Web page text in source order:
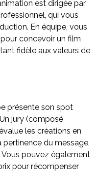
est dirigée par
qui vous
En équipe, vous
concevoir un film
fidèle aux valeurs de
présente son spot
jury (composé
les créations en
du message,
pouvez également
pour récompenser